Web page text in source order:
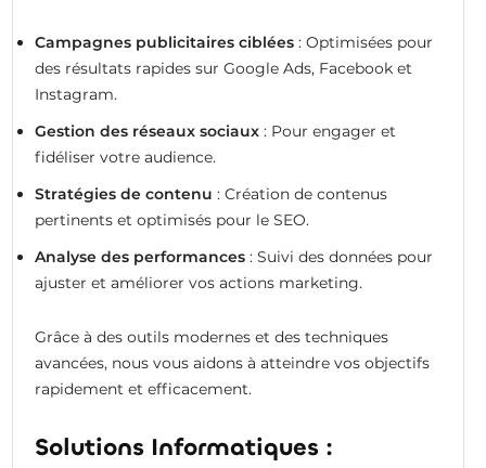
Campagnes publicitaires ciblées: Optimisées pour
des résultats rapides sur Google Ads, Facebook et
Instagram.
Gestion des réseaux sociaux: Pour engager et
fidéliser votre audience.
Stratégies de contenu : Création de contenus
pertinents et optimisés pour le SEO.
Analyse des performances: Suivi des données pour
ajuster et améliorer vos actions marketing.
Grâce à des outils modernes et des techniques
avancées, nous vous aidons à atteindre vos objectifs
rapidement et efficacement.
Solutions Informatiques :